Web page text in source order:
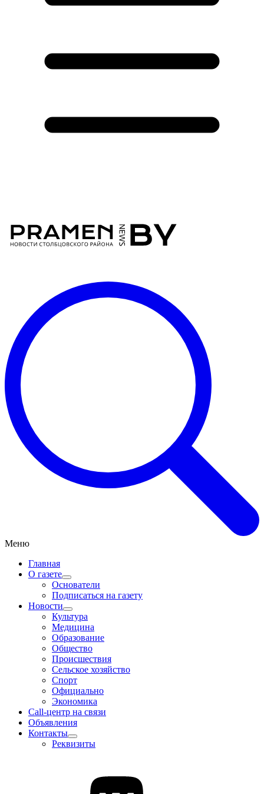
Меню
Главная
О газете
Основатели
Подписаться на газету
Новости
Культура
Медицина
Образование
Общество
Происшествия
Сельское хозяйство
Спорт
Официально
Экономика
Call-центр на связи
Объявления
Контакты
Реквизиты